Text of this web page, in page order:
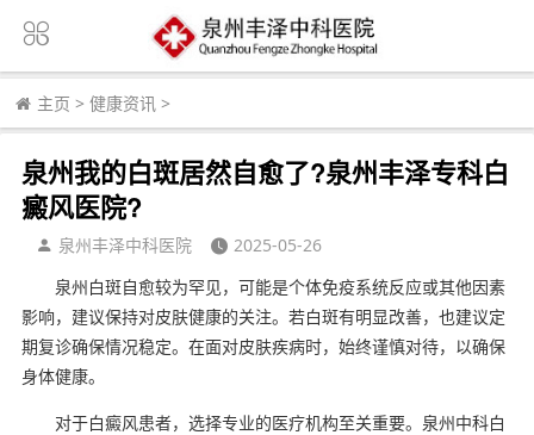
主页 > 健康资讯 >
泉州我的白斑居然自愈了?泉州丰泽专科白
癜风医院?
泉州丰泽中科医院
2025-05-26
泉州白斑自愈较为罕见，可能是个体免疫系统反应或其他因素
影响，建议保持对皮肤健康的关注。若白斑有明显改善，也建议定
期复诊确保情况稳定。在面对皮肤疾病时，始终谨慎对待，以确保
身体健康。
对于白癜风患者，选择专业的医疗机构至关重要。泉州中科白